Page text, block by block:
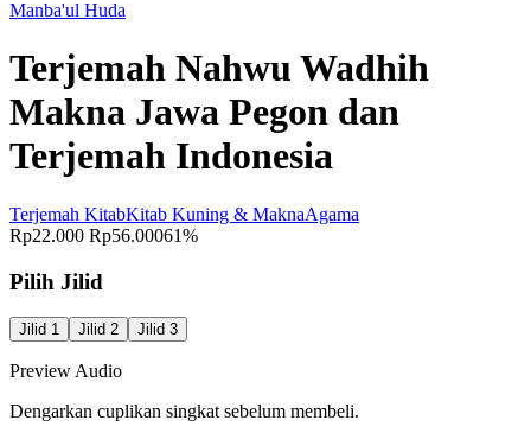
Manba'ul Huda
Terjemah Nahwu Wadhih
Makna Jawa Pegon dan
Terjemah Indonesia
Terjemah KitabKitab Kuning & MaknaAgama
Rp22.000 Rp56.00061%
Pilih Jilid
Jilid 1 Jilid 2 Jilid 3
Preview Audio
Dengarkan cuplikan singkat sebelum membeli.